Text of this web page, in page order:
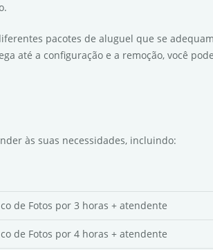
pacotes de aluguel que se
até a configuração e a remoção, você
às suas necessidades, incluindo:
de Fotos por 3 horas + atendente
de Fotos por 4 horas + atendente